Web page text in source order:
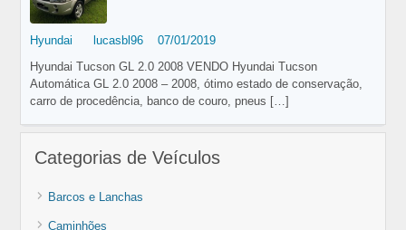
Hyundai lucasbl96
07/01/2019
Hyundai Tucson GL 2.0 2008 VENDO Hyundai Tucson
Automática GL 2.0 2008 – 2008, ótimo estado de conservação,
carro de procedência, banco de couro, pneus […]
Categorias de Veículos
Barcos e Lanchas
Caminhões